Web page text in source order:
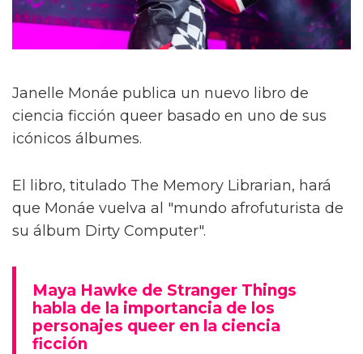
Janelle Monáe publica un nuevo libro de
ciencia ficción queer basado en uno de sus
icónicos álbumes.
El libro, titulado The Memory Librarian, hará
que Monáe vuelva al "mundo afrofuturista de
su álbum Dirty Computer".
Maya Hawke de Stranger Things
habla de la importancia de los
personajes queer en la ciencia
ficción